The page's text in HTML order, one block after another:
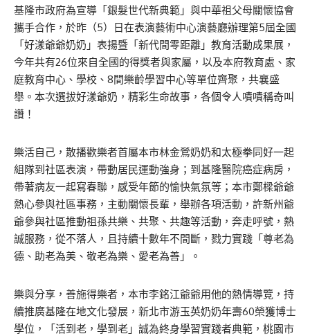
基隆市政府為宣導「銀髮世代新典範」與中華祖父母關懷協會
攜手合作，於昨（5）日在表演藝術中心演藝廳辦理第5屆全國
「好漾爺爺奶奶」表揚暨「新代間零距離」教育活動成果展，
今年共有26位來自全國的得獎者與家屬，以及本府教育處、家
庭教育中心、學校、8間樂齡學習中心等單位齊聚，共襄盛
舉。本次選拔好漾爺奶，精彩生命故事，各個令人嘖嘖稱奇叫
讚！
樂活自己，散播歡樂者首屬本市林金鶯奶奶和太極拳同好一起
組隊到社區表演，帶動居民運動強身；到基隆醫院癌症病房，
帶著病友一起寫春聯，感受年節的愉快氣氛等；本市鄭樑爺爺
熱心參與社區事務，主動關懷長輩，舉辦各項活動，許新州爺
爺參與社區推動祖孫共樂、共聚、共趣等活動，奔走呼號，熱
誠服務，從不落人，且持續十數年不間斷，戮力實踐「尊老為
德、助老為美、敬老為樂、愛老為善」。
樂與分享，善施得樂者，本市李銘江爺爺用他的熱情導覽，持
續推廣基隆在地文化發展，新北市游玉英奶奶年壽60榮獲博士
學位，「活到老，學到老」誠為終身學習實踐者典範，桃園市